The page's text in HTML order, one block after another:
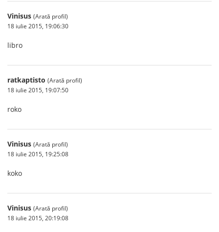
Vinisus (Arată profil)
18 iulie 2015, 19:06:30
libro
ratkaptisto (Arată profil)
18 iulie 2015, 19:07:50
roko
Vinisus (Arată profil)
18 iulie 2015, 19:25:08
koko
Vinisus (Arată profil)
18 iulie 2015, 20:19:08